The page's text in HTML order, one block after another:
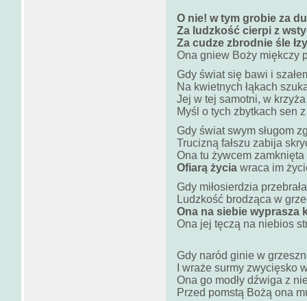
O nie! w tym grobie za
Za ludzkość cierpi z
Za cudze zbrodnie śle
Ona gniew Boży miękczy
Gdy świat się bawi i
Na kwietnych łąkach
Jej w tej samotni, w
Myśl o tych zbytkach sen z
Gdy świat swym sługom
Trucizną fałszu zabija
Ona tu żywcem
Ofiarą życia wraca im
Gdy miłosierdzia
Ludzkość brodząca w
Ona na siebie wyprasza
Ona jej tęczą na niebios
Gdy naród ginie w
I wraże surmy zwycięsko
Ona go modły dźwiga z
Przed pomstą Bożą ona